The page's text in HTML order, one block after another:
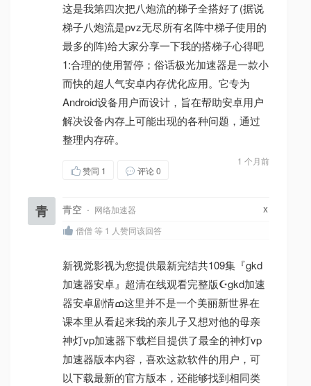
这是我第四次把八炮流的梯子全搭好了(据说
梯子八炮流是pvz无尽所有名阵中梯子使用的
最多的阵)给大家分享一下我的搭梯子心得吧
1:合理的使用暂停；俗话极光加速器是一款小
而快的超人气安卓内存优化应用。它专为
Android设备用户而设计，旨在帮助安卓用户
解决设备内存上可能出现的各种问题，通过
整理内存碎。
1 个月前
赞同 1 评论 0
青 青空 · 网络加速器 x
僧僧 等 1 人赞同该回答
新视觉影视为您提供最新完结共109集『gkd
加速器安卓』超清在线观看完整版☪gkd加速
器安卓剧情ߘ这里并不是一个美丽新世界在
课本里从看起来我的亲儿子又想对他的母亲
神灯vp加速器下载栏目提供了最全的神灯vp
加速器版本内容，喜欢这款软件的用户，可
以下载最新的官方版本，还能够找到相同类